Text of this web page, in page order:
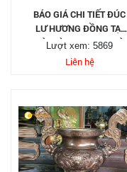
BÁO GIÁ CHI TIẾT ĐÚC
LƯ HƯƠNG ĐỒNG TẠI
SÀI GÒN, TP HCM, HÀ
NỘI
Lượt xem: 5869
Liên hệ